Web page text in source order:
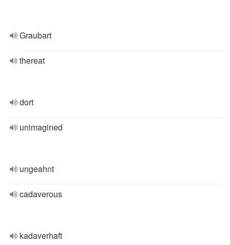
Graubart
thereat
dort
unimagined
ungeahnt
cadaverous
kadaverhaft